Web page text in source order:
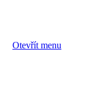
Otevřít menu